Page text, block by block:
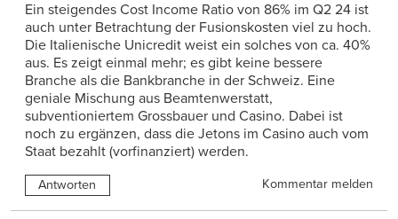
Ein steigendes Cost Income Ratio von 86% im Q2 24 ist
auch unter Betrachtung der Fusionskosten viel zu hoch.
Die Italienische Unicredit weist ein solches von ca. 40%
aus. Es zeigt einmal mehr; es gibt keine bessere
Branche als die Bankbranche in der Schweiz. Eine
geniale Mischung aus Beamtenwerstatt,
subventioniertem Grossbauer und Casino. Dabei ist
noch zu ergänzen, dass die Jetons im Casino auch vom
Staat bezahlt (vorfinanziert) werden.
Antworten Kommentar melden